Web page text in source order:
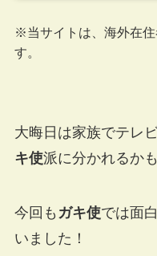
※当サイトは、海外在
す。
大晦日は家族でテレ
キ使派に分かれるか
今回も ガキ使では面
いました！